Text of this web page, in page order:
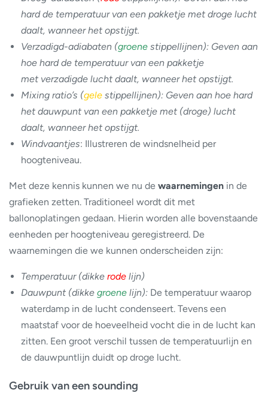
hard de temperatuur van een pakketje met droge lucht
daalt, wanneer het opstijgt.
Verzadigd-adiabaten (groene stippellijnen): Geven aan
hoe hard de temperatuur van een pakketje
met verzadigde lucht daalt, wanneer het opstijgt.
Mixing ratio’s (gele stippellijnen): Geven aan hoe hard
het dauwpunt van een pakketje met (droge) lucht
daalt, wanneer het opstijgt.
Windvaantjes: Illustreren de windsnelheid per
hoogteniveau.
Met deze kennis kunnen we nu de waarnemingen in de
grafieken zetten. Traditioneel wordt dit met
ballonoplatingen gedaan. Hierin worden alle bovenstaande
eenheden per hoogteniveau geregistreerd. De
waarnemingen die we kunnen onderscheiden zijn:
Temperatuur (dikke rode lijn)
Dauwpunt (dikke groene lijn): De temperatuur waarop
waterdamp in de lucht condenseert. Tevens een
maatstaf voor de hoeveelheid vocht die in de lucht kan
zitten. Een groot verschil tussen de temperatuurlijn en
de dauwpuntlijn duidt op droge lucht.
Gebruik van een sounding